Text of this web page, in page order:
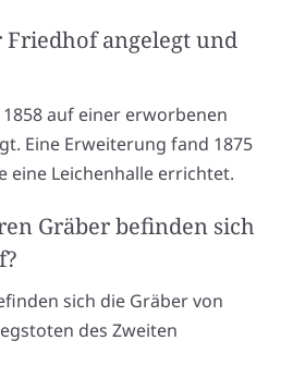
angelegt und
auf einer erworbenen
Eine Erweiterung fand 1875
eine Leichenhalle errichtet.
Gräber befinden sich
sich die Gräber von
des Zweiten